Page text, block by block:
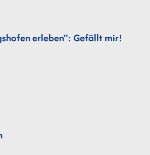
erleben": Gefällt mir!